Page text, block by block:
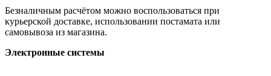
Безналичным расчётом можно воспользоваться при
курьерской доставке, использовании постамата или
самовывоза из магазина.
Электронные системы